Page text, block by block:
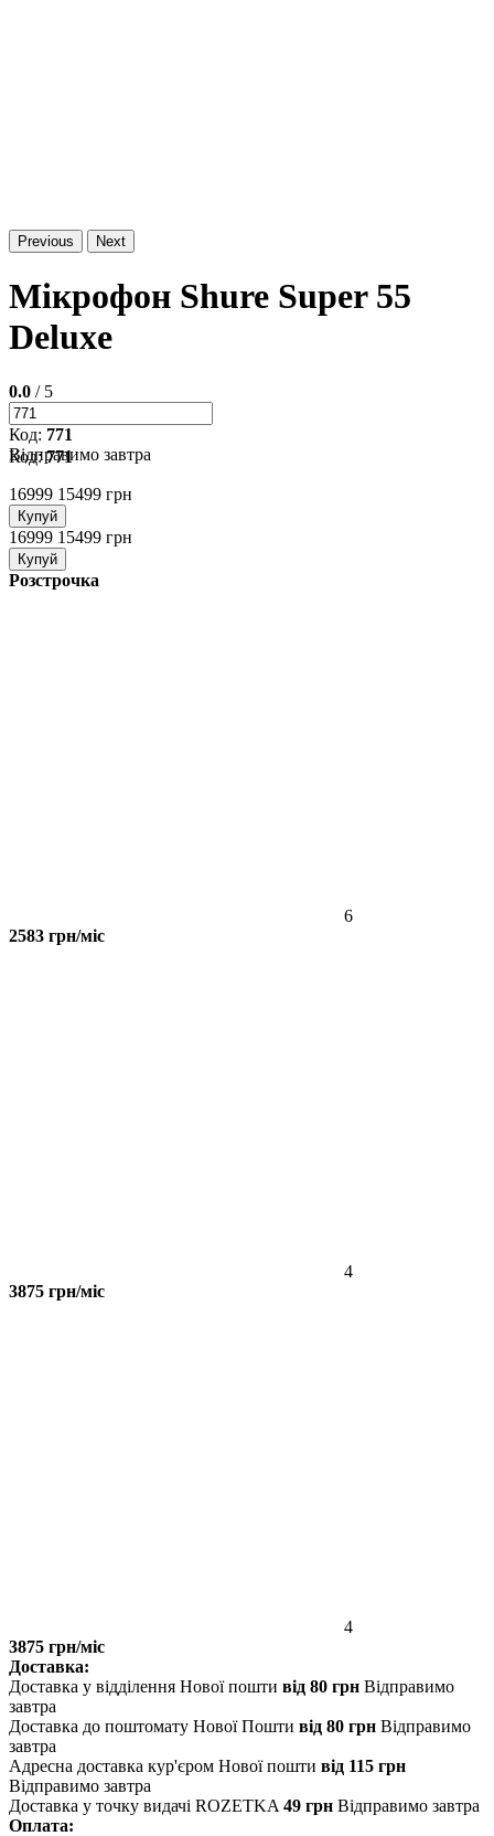
Previous Next
Мікрофон Shure Super 55
Deluxe
0.0 / 5
Код: 771
Відправимо завтра
Код:771
16999 15499 грн
Купуй
16999 15499 грн
Купуй
Розстрочка
6
2583 грн/міс
4
3875 грн/міс
4
3875 грн/міс
Доставка:
Доставка у відділення Нової пошти від 80 грн Відправимо
завтра
Доставка до поштомату Нової Пошти від 80 грн Відправимо
завтра
Адресна доставка кур'єром Нової пошти від 115 грн
Відправимо завтра
Доставка у точку видачі ROZETKA 49 грн Відправимо завтра
Оплата: